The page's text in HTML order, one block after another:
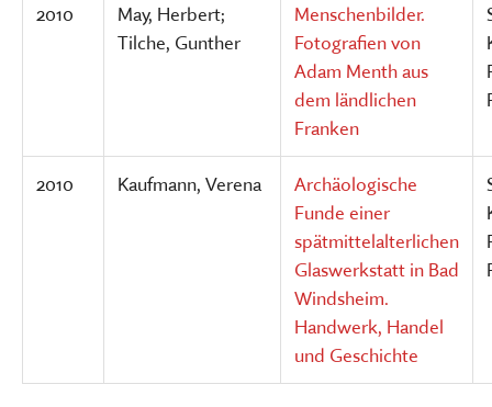
2010
May, Herbert;
Tilche, Gunther
Menschenbilder.
Fotografien von
Adam Menth aus
dem ländlichen
Franken
2010 Kaufmann, Verena
Archäologische
Funde einer
spätmittelalterlichen
Glaswerkstatt in Bad
Windsheim.
Handwerk, Handel
und Geschichte